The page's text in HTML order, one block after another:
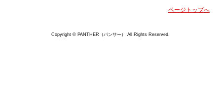
ページトップへ
Copyright © PANTHER（パンサー） All Rights Reserved.